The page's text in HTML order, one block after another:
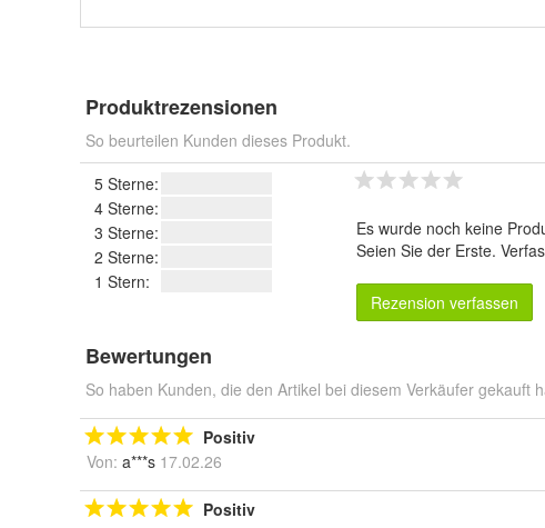
Produktrezensionen
So beurteilen Kunden dieses Produkt.
5 Sterne:
4 Sterne:
3 Sterne:
2 Sterne:
1 Stern:
Es wurde noch keine
Seien Sie der Erste.
Rezension verfassen
Bewertungen
So haben Kunden, die den Artikel bei diesem Verkäufer gekauft
Positiv
Von: a***s 17.02.26
Positiv